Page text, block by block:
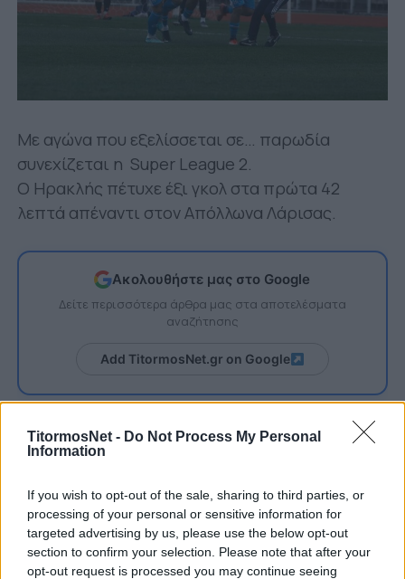
TitormosNet - Do Not Process My Personal
Information
If you wish to opt-out of the sale, sharing to third parties, or
processing of your personal or sensitive information for
targeted advertising by us, please use the below opt-out
section to confirm your selection. Please note that after your
opt-out request is processed you may continue seeing
Με αγώνα που εξελίσσεται σε… παρωδία
συνεχίζεται η Super League 2.
Ο Ηρακλής πέτυχε έξι γκολ στα πρώτα 42
λεπτά απέναντι στον Απόλλωνα Λάρισας.
Ακολουθήστε μας στο Google
Δείτε περισσότερα άρθρα μας στα αποτελέσματα
αναζήτησης
Add TitormosNet.gr on Google
Ο Απόλλωνας, ο οποίος είναι υπό διάλυση έχει
απομείνει με ελάχιστους παίκτες μετά από
Μάλιστα, εκφράστηκαν ενστάσεις και για την
συμμετοχή του στην ψηφοφορία για εκλογή
προέδρου στη Λίγκα προ ημερών.